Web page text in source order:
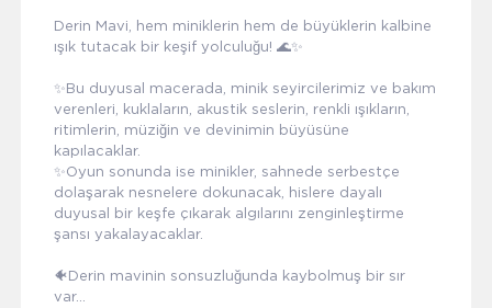
Derin Mavi, hem miniklerin hem de büyüklerin kalbine
ışık tutacak bir keşif yolculuğu! 🌊✨
✨Bu duyusal macerada, minik seyircilerimiz ve bakım
verenleri, kuklaların, akustik seslerin, renkli ışıkların,
ritimlerin, müziğin ve devinimin büyüsüne
kapılacaklar.
✨Oyun sonunda ise minikler, sahnede serbestçe
dolaşarak nesnelere dokunacak, hislere dayalı
duyusal bir keşfe çıkarak algılarını zenginleştirme
şansı yakalayacaklar.
🐠Derin mavinin sonsuzluğunda kaybolmuş bir sır
var...